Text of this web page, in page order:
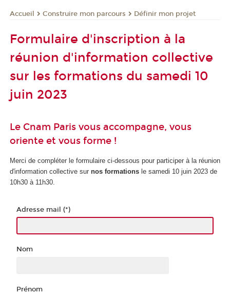
Accueil Construire mon parcours Définir mon projet
Formulaire d'inscription à la
réunion d'information collective
sur les formations du samedi 10
juin 2023
Le Cnam Paris vous accompagne, vous
oriente et vous forme !
Merci de compléter le formulaire ci-dessous pour participer à la réunion
d'information collective sur nos formations le samedi 10 juin 2023 de
10h30 à 11h30.
Adresse mail (*)
Nom
Prénom